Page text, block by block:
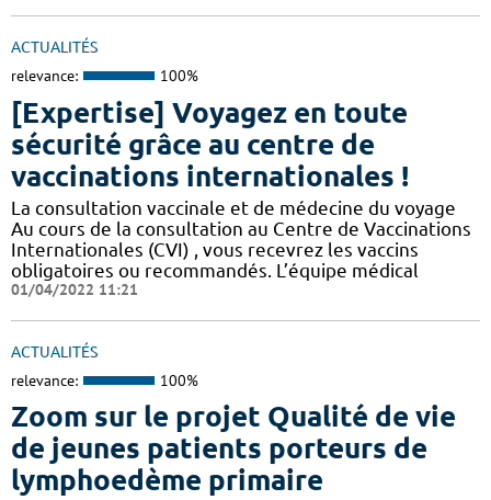
ACTUALITÉS
relevance: 100%
[Expertise] Voyagez en toute
sécurité grâce au centre de
vaccinations internationales !
La consultation vaccinale et de médecine du voyage
Au cours de la consultation au Centre de Vaccinations
Internationales (CVI) , vous recevrez les vaccins
obligatoires ou recommandés. L’équipe médical
01/04/2022 11:21
ACTUALITÉS
relevance: 100%
Zoom sur le projet Qualité de vie
de jeunes patients porteurs de
lymphoedème primaire